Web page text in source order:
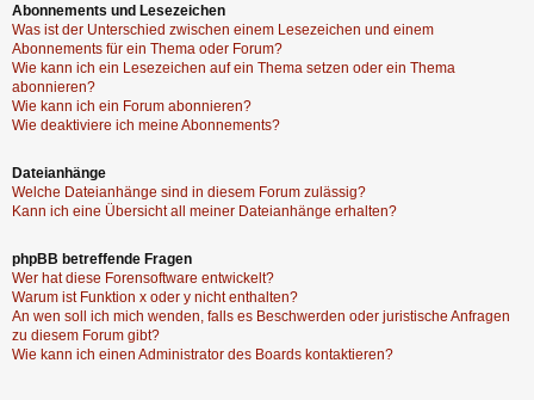
Abonnements und Lesezeichen
Was ist der Unterschied zwischen einem Lesezeichen und einem
Abonnements für ein Thema oder Forum?
Wie kann ich ein Lesezeichen auf ein Thema setzen oder ein Thema
abonnieren?
Wie kann ich ein Forum abonnieren?
Wie deaktiviere ich meine Abonnements?
Dateianhänge
Welche Dateianhänge sind in diesem Forum zulässig?
Kann ich eine Übersicht all meiner Dateianhänge erhalten?
phpBB betreffende Fragen
Wer hat diese Forensoftware entwickelt?
Warum ist Funktion x oder y nicht enthalten?
An wen soll ich mich wenden, falls es Beschwerden oder juristische Anfragen
zu diesem Forum gibt?
Wie kann ich einen Administrator des Boards kontaktieren?